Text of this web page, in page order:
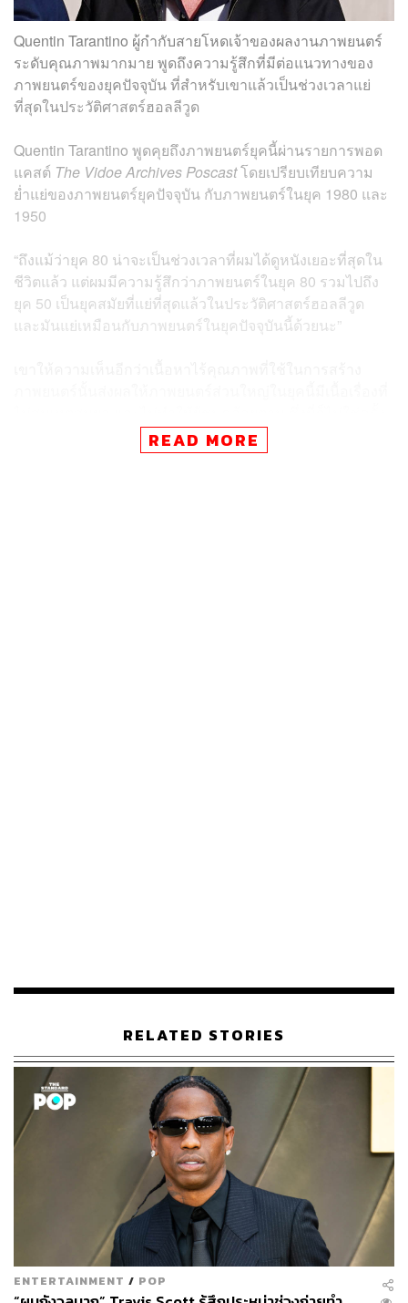
Quentin Tarantino ผู้กำกับสายโหดเจ้าของผลงานภาพยนตร์
ระดับคุณภาพมากมาย พูดถึงความรู้สึกที่มีต่อแนวทางของ
ภาพยนตร์ของยุคปัจจุบัน ที่สำหรับเขาแล้วเป็นช่วงเวลาแย่
ที่สุดในประวัติศาสตร์ฮอลลีวูด
Quentin Tarantino พูดคุยถึงภาพยนตร์ยุคนี้ผ่านรายการพอด
แคสต์ The Vidoe Archives Poscastโดยเปรียบเทียบความ
ย่ำแย่ของภาพยนตร์ยุคปัจจุบัน กับภาพยนตร์ในยุค 1980 และ
1950
“ถึงแม้ว่ายุค 80 น่าจะเป็นช่วงเวลาที่ผมได้ดูหนังเยอะที่สุดใน
ชีวิตแล้ว แต่ผมมีความรู้สึกว่าภาพยนตร์ในยุค 80 รวมไปถึง
ยุค 50 เป็นยุคสมัยที่แย่ที่สุดแล้วในประวัติศาสตร์ฮอลลีวูด
และมันแย่เหมือนกับภาพยนตร์ในยุคปัจจุบันนี้ด้วยนะ”
แรกที่เขาออกมาวิจารณ์ภาพยนตร์ที่เป็นกระแสหลักในยุค
ปัจจุบัน โดยเฉพาะภาพยนตร์แนวซูเปอร์ฮีโร่ที่เขาโปรดปราน
พิมพ์ คำภีร์
READ MORE
RELATED STORIES
ENTERTAINMENT / POP